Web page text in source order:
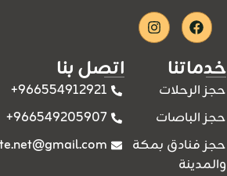
Facebook
Instagram
خدماتنا
حجز الرحلات
حجز الباصات
حجز فنادق بمكة
والمدينة
اتصل بنا
966554912921+
966549205907+